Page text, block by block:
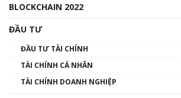
00:02:14
Nhìn lại năm 2022: Những sự
đến hệ sinh thái tiền mã hoá |
BLOCKCHAIN 2022
ĐẦU TƯ
ĐẦU TƯ TÀI CHÍNH
TÀI CHÍNH CÁ NHÂN
TÀI CHÍNH DOANH NGHIỆP